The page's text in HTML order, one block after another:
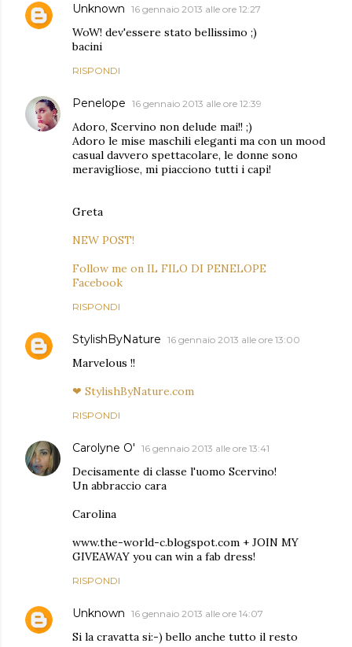
Unknown 16 gennaio 2013 alle ore 12:27
WoW! dev'essere stato bellissimo ;)
bacini
RISPONDI
Penelope 16 gennaio 2013 alle ore 12:39
Adoro, Scervino non delude mai!! ;)
Adoro le mise maschili eleganti ma con un mood
casual davvero spettacolare, le donne sono
meravigliose, mi piacciono tutti i capi!
Greta
NEW POST!
Follow me on IL FILO DI PENELOPE
Facebook
RISPONDI
StylishByNature 16 gennaio 2013 alle ore 13:00
Marvelous !!
❤ StylishByNature.com
RISPONDI
Carolyne O' 16 gennaio 2013 alle ore 13:41
Decisamente di classe l'uomo Scervino!
Un abbraccio cara
Carolina
www.the-world-c.blogspot.com + JOIN MY
GIVEAWAY you can win a fab dress!
RISPONDI
Unknown 16 gennaio 2013 alle ore 14:07
Si la cravatta si:-) bello anche tutto il resto